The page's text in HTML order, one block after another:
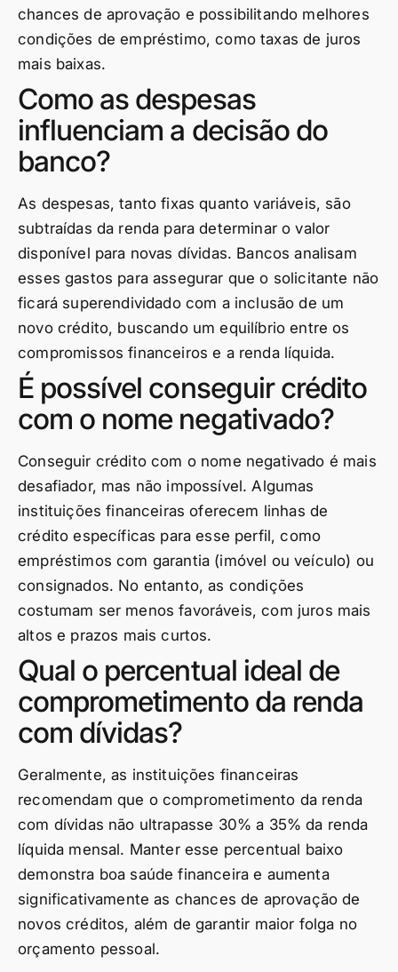
chances de aprovação e possibilitando melhores
condições de empréstimo, como taxas de juros
mais baixas.
Como as despesas
influenciam a decisão do
banco?
As despesas, tanto fixas quanto variáveis, são
subtraídas da renda para determinar o valor
disponível para novas dívidas. Bancos analisam
esses gastos para assegurar que o solicitante não
ficará superendividado com a inclusão de um
novo crédito, buscando um equilíbrio entre os
compromissos financeiros e a renda líquida.
É possível conseguir crédito
com o nome negativado?
Conseguir crédito com o nome negativado é mais
desafiador, mas não impossível. Algumas
instituições financeiras oferecem linhas de
crédito específicas para esse perfil, como
empréstimos com garantia (imóvel ou veículo) ou
consignados. No entanto, as condições
costumam ser menos favoráveis, com juros mais
altos e prazos mais curtos.
Qual o percentual ideal de
comprometimento da renda
com dívidas?
Geralmente, as instituições financeiras
recomendam que o comprometimento da renda
com dívidas não ultrapasse 30% a 35% da renda
líquida mensal. Manter esse percentual baixo
demonstra boa saúde financeira e aumenta
significativamente as chances de aprovação de
novos créditos, além de garantir maior folga no
orçamento pessoal.